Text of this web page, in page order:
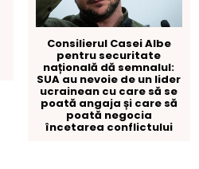
Consilierul Casei Albe
pentru securitate
națională dă semnalul:
SUA au nevoie de un lider
ucrainean cu care să se
poată angaja și care să
poată negocia
încetarea conflictului